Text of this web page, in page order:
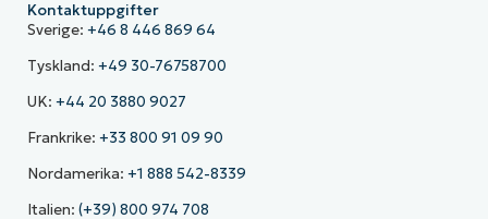
Kontaktuppgifter
Sverige: +46 8 446 869 64
Tyskland: +49 30-76758700
UK: +44 20 3880 9027
Frankrike: +33 800 91 09 90
Nordamerika: +1 888 542-8339
Italien: (+39) 800 974 708